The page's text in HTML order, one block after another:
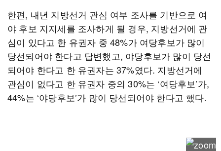
한편, 내년 지방선거 관심 여부 조사를 기반으로 여
야 후보 지지세를 조사하게 될 경우, 지방선거에 관
심이 있다고 한 유권자 중 48%가 여당후보가 많이
당선되어야 한다고 답변했고, 야당후보가 많이 당선
되어야 한다고 한 유권자는 37%였다. 지방선거에
관심이 없다고 한 유권자 중의 30%는 ‘여당후보’가,
44%는 ‘야당후보’가 많이 당선되어야 한다고 했다.